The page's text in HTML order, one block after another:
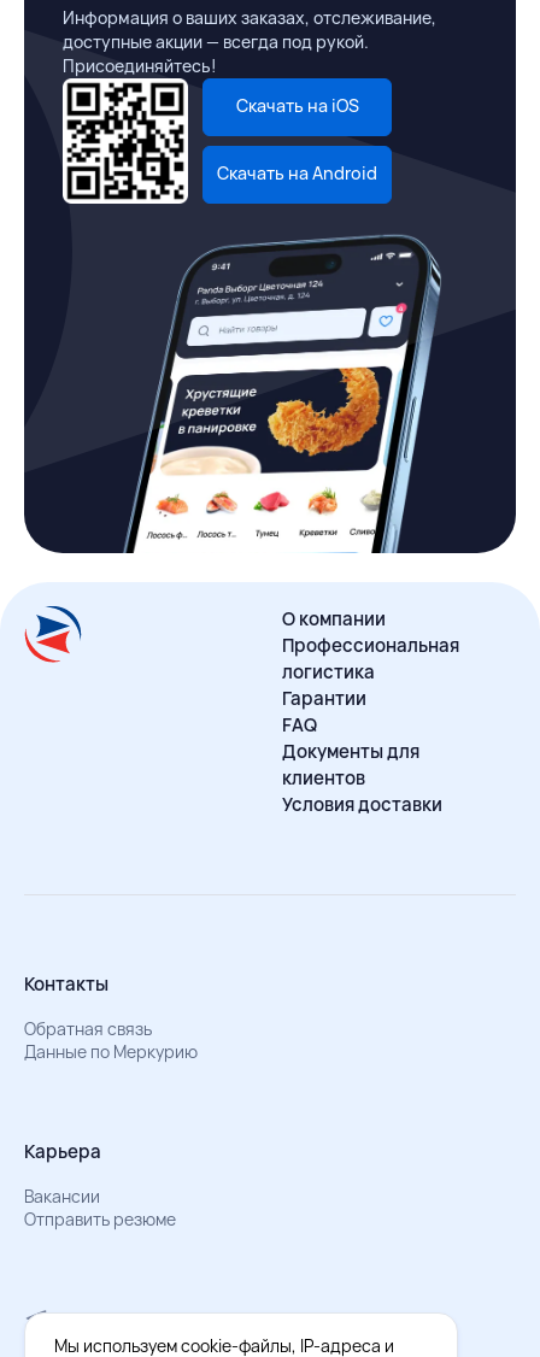
Информация о ваших заказах, отслеживание,
доступные акции — всегда под рукой.
Присоединяйтесь!
Скачать на iOS
Скачать на Android
О компании
Профессиональная
логистика
Гарантии
FAQ
Документы для
клиентов
Условия доставки
Контакты
Обратная связь
Данные по Меркурию
Карьера
Вакансии
Отправить резюме
Мы в Телеграм
Документы об обработке персональных данных
Мы используем cookie-файлы, IP-адреса и